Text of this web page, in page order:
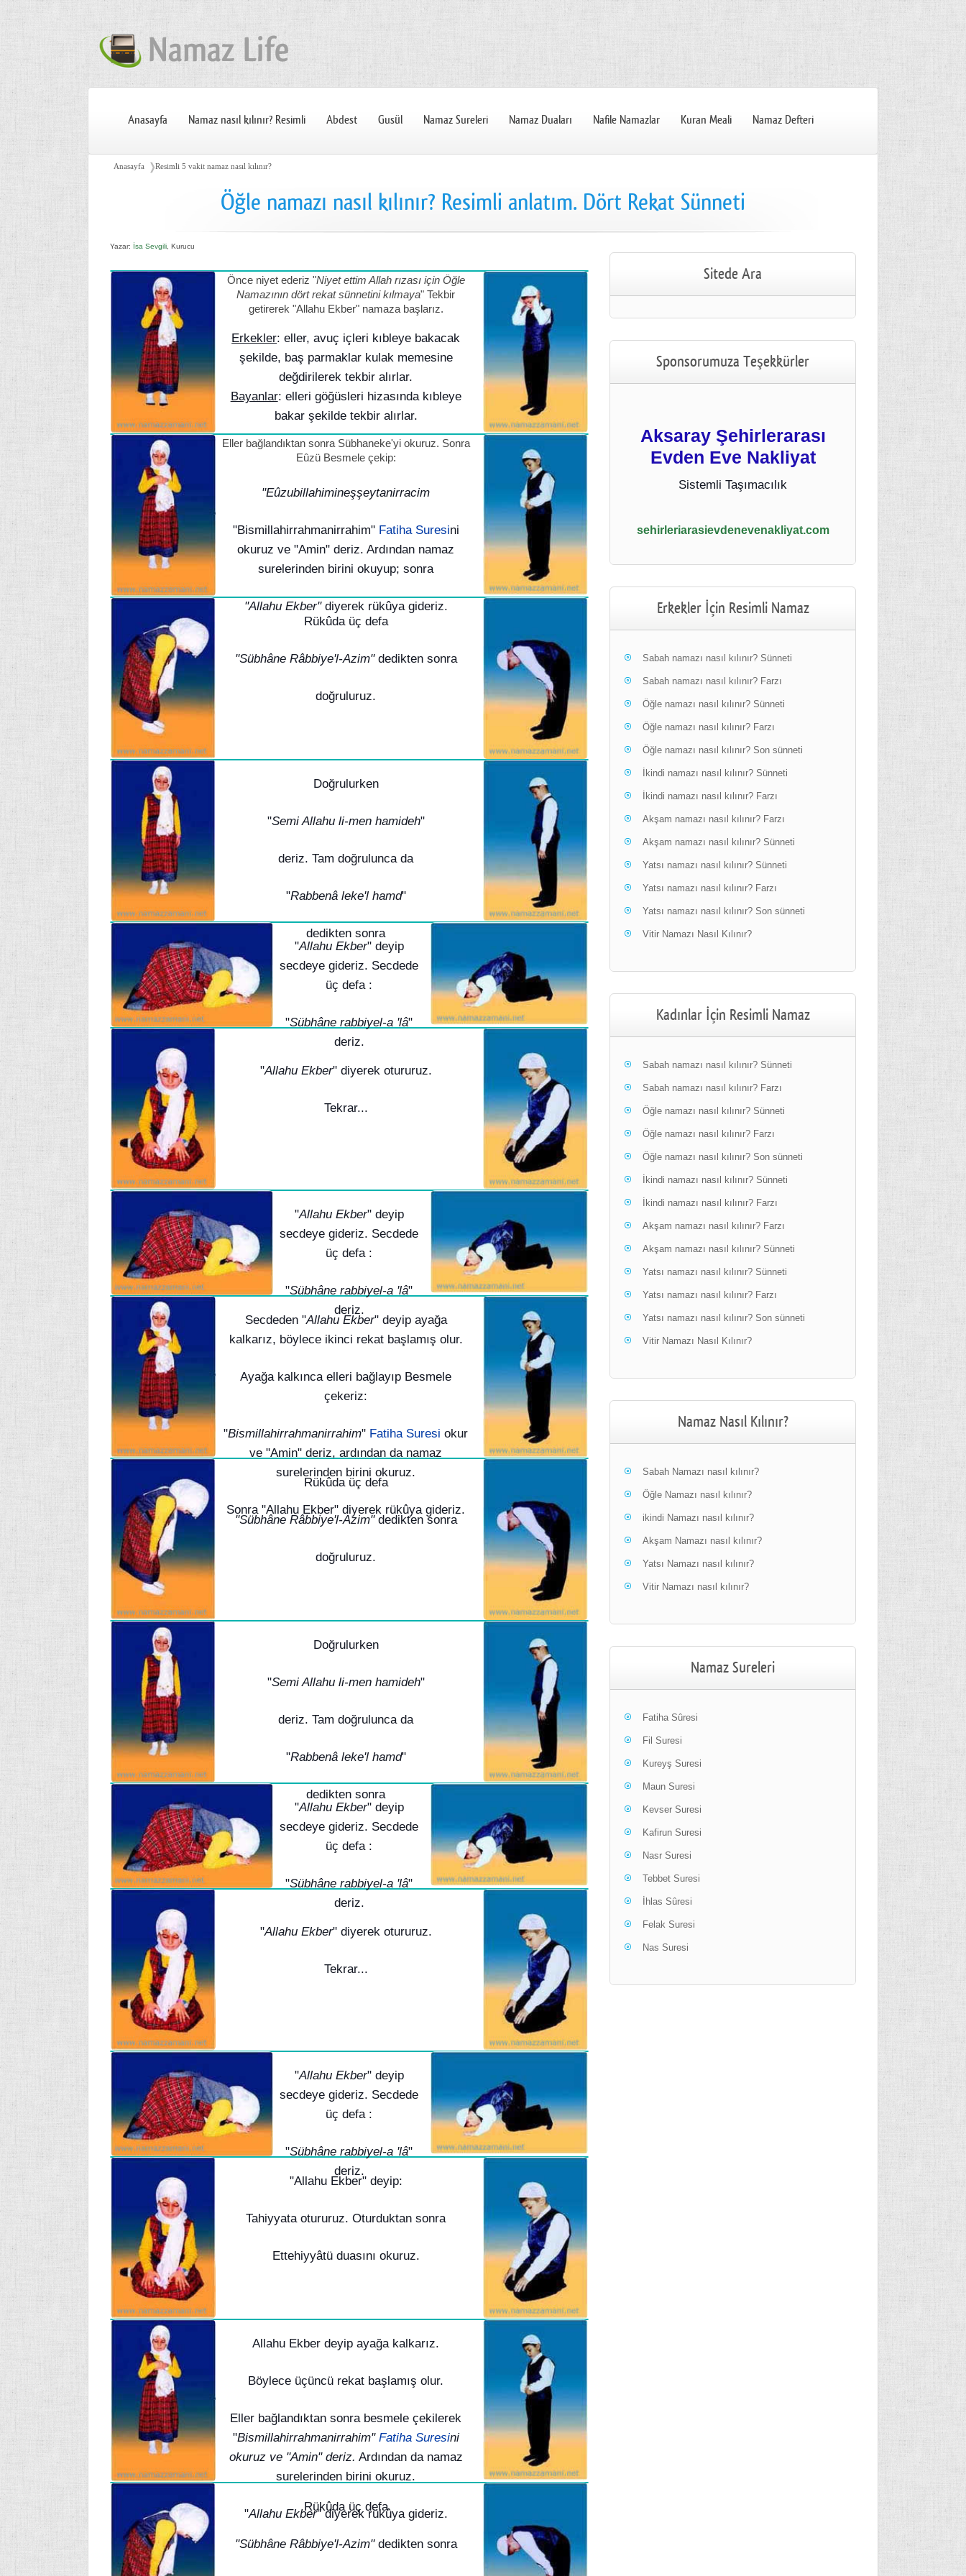
Anasayfa Namaz nasıl kılınır? Resimli Abdest Gusül Namaz Sureleri Namaz Duaları Nafile Namazlar Kuran Meali Namaz Defteri
Anasayfa ❭Resimli 5 vakit namaz nasıl kılınır?
Öğle namazı nasıl kılınır? Resimli anlatım. Dört Rekat Sünneti
Yazar: İsa Sevgili , Kurucu
Önce niyet ederiz "Niyet ettim Allah rızası için Öğle
Namazının dört rekat sünnetini kılmaya" Tekbir
getirerek "Allahu Ekber" namaza başlarız.
Erkekler: eller, avuç içleri kıbleye bakacak
şekilde, baş parmaklar kulak memesine
değdirilerek tekbir alırlar.
Bayanlar: elleri göğüsleri hizasında kıbleye
bakar şekilde tekbir alırlar.
Eller bağlandıktan sonra Sübhaneke'yi okuruz. Sonra
Eûzü Besmele çekip:
"Eûzubillahimineşşeytanirracim
"Bismillahirrahmanirrahim" Fatiha Suresini
okuruz ve "Amin" deriz. Ardından namaz
surelerinden birini okuyup; sonra
"Allahu Ekber"diyerek rükûya gideriz.
Rükûda üç defa
"Sübhâne Râbbiye'l-Azim"dedikten sonra
doğruluruz.
Doğrulurken
"Semi Allahu li-men hamideh"
deriz. Tam doğrulunca da
"Rabbenâ leke'l hamd"
dedikten sonra
"Allahu Ekber" deyip
secdeye gideriz. Secdede
üç defa :
"Sübhâne rabbiyel-a 'lâ"
deriz.
"Allahu Ekber" diyerek otururuz.
Tekrar...
"Allahu Ekber" deyip
secdeye gideriz. Secdede
üç defa :
"Sübhâne rabbiyel-a 'lâ"
deriz.
Secdeden "Allahu Ekber" deyip ayağa
kalkarız, böylece ikinci rekat başlamış olur.
Ayağa kalkınca elleri bağlayıp Besmele
çekeriz:
"Bismillahirrahmanirrahim" Fatiha Suresi okur
ve "Amin" deriz, ardından da namaz
surelerinden birini okuruz.
Sonra "Allahu Ekber" diyerek rükûya gideriz.
Rükûda üç defa
"Sübhâne Râbbiye'l-Azim"dedikten sonra
doğruluruz.
Doğrulurken
"Semi Allahu li-men hamideh"
deriz. Tam doğrulunca da
"Rabbenâ leke'l hamd"
dedikten sonra
"Allahu Ekber" deyip
secdeye gideriz. Secdede
üç defa :
"Sübhâne rabbiyel-a 'lâ"
deriz.
"Allahu Ekber" diyerek otururuz.
Tekrar...
"Allahu Ekber" deyip
secdeye gideriz. Secdede
üç defa :
"Sübhâne rabbiyel-a 'lâ"
deriz.
"Allahu Ekber" deyip:
Tahiyyata otururuz. Oturduktan sonra
Ettehiyyâtü duasını okuruz.
Allahu Ekber deyip ayağa kalkarız.
Böylece üçüncü rekat başlamış olur.
Eller bağlandıktan sonra besmele çekilerek
"Bismillahirrahmanirrahim" Fatiha Suresini
okuruz ve "Amin" deriz. Ardından da namaz
surelerinden birini okuruz.
"Allahu Ekber" diyerek rükûya gideriz.
Rükûda üç defa
"Sübhâne Râbbiye'l-Azim"dedikten sonra
Sitede Ara
Sponsorumuza Teşekkürler
Aksaray Şehirlerarası
Evden Eve Nakliyat
Sistemli Taşımacılık
sehirleriarasievdenevenakliyat.com
Erkekler İçin Resimli Namaz
Sabah namazı nasıl kılınır? Sünneti
Sabah namazı nasıl kılınır? Farzı
Öğle namazı nasıl kılınır? Sünneti
Öğle namazı nasıl kılınır? Farzı
Öğle namazı nasıl kılınır? Son sünneti
İkindi namazı nasıl kılınır? Sünneti
İkindi namazı nasıl kılınır? Farzı
Akşam namazı nasıl kılınır? Farzı
Akşam namazı nasıl kılınır? Sünneti
Yatsı namazı nasıl kılınır? Sünneti
Yatsı namazı nasıl kılınır? Farzı
Yatsı namazı nasıl kılınır? Son sünneti
Vitir Namazı Nasıl Kılınır?
Kadınlar İçin Resimli Namaz
Sabah namazı nasıl kılınır? Sünneti
Sabah namazı nasıl kılınır? Farzı
Öğle namazı nasıl kılınır? Sünneti
Öğle namazı nasıl kılınır? Farzı
Öğle namazı nasıl kılınır? Son sünneti
İkindi namazı nasıl kılınır? Sünneti
İkindi namazı nasıl kılınır? Farzı
Akşam namazı nasıl kılınır? Farzı
Akşam namazı nasıl kılınır? Sünneti
Yatsı namazı nasıl kılınır? Sünneti
Yatsı namazı nasıl kılınır? Farzı
Yatsı namazı nasıl kılınır? Son sünneti
Vitir Namazı Nasıl Kılınır?
Namaz Nasıl Kılınır?
Sabah Namazı nasıl kılınır?
Öğle Namazı nasıl kılınır?
ikindi Namazı nasıl kılınır?
Akşam Namazı nasıl kılınır?
Yatsı Namazı nasıl kılınır?
Vitir Namazı nasıl kılınır?
Namaz Sureleri
Fatiha Sûresi
Fil Suresi
Kureyş Suresi
Maun Suresi
Kevser Suresi
Kafirun Suresi
Nasr Suresi
Tebbet Suresi
İhlas Sûresi
Felak Suresi
Nas Suresi